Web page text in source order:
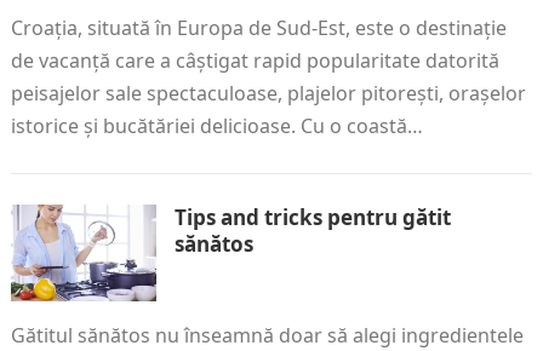
Croația, situată în Europa de Sud-Est, este o destinație
de vacanță care a câștigat rapid popularitate datorită
peisajelor sale spectaculoase, plajelor pitorești, orașelor
istorice și bucătăriei delicioase. Cu o coastă…
Tips and tricks pentru gătit
sănătos
Gătitul sănătos nu înseamnă doar să alegi ingredientele